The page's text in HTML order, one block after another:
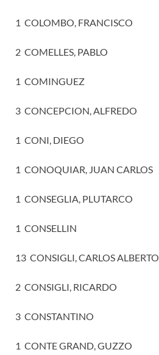
1 COLOMBO, FRANCISCO
2 COMELLES, PABLO
1 COMINGUEZ
3 CONCEPCION, ALFREDO
1 CONI, DIEGO
1 CONOQUIAR, JUAN CARLOS
1 CONSEGLIA, PLUTARCO
1 CONSELLIN
13 CONSIGLI, CARLOS ALBERTO
2 CONSIGLI, RICARDO
3 CONSTANTINO
1 CONTE GRAND, GUZZO